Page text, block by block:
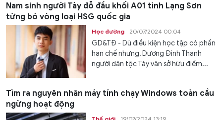
Nam sinh người Tày đỗ đầu khối A01 tỉnh Lạng Sơn
từng bỏ vòng loại HSG quốc gia
Học đường 20/07/2024 00:04
GD&TĐ - Dù điều kiện học tập có phần
hạn chế nhưng, Dương Đình Thanh
người dân tộc Tày vẫn sở hữu điểm...
Tìm ra nguyên nhân máy tính chạy Windows toàn cầu
ngừng hoạt động